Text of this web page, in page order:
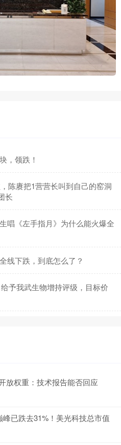
，领跌！
陈赓把1营营长叫到自己的窑洞
长
唱《左手指月》为什么能火爆全
线下跌，到底怎么了？
予我武生物增持评级，目标价
放权重：技术报告能否回应
已跌去31%！美光科技总市值